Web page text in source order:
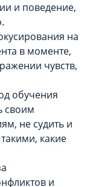
и поведение,
на
в моменте,
чувств,
обучения
своим
не судить и
какие
и